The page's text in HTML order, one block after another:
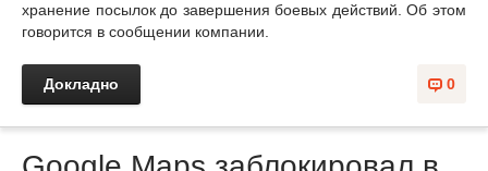
хранение посылок до завершения боевых действий. Об этом
говорится в сообщении компании.
0
Докладно